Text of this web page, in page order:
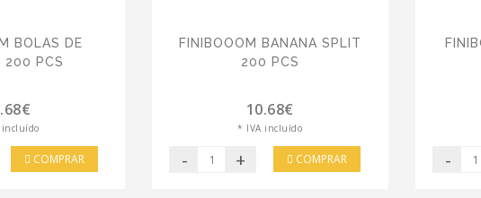
BOLAS DE
200 PCS
COMPRAR
FINIBOOOM BANANA SPLIT
200 PCS
10.68€
* IVA incluído
- + COMPRAR -